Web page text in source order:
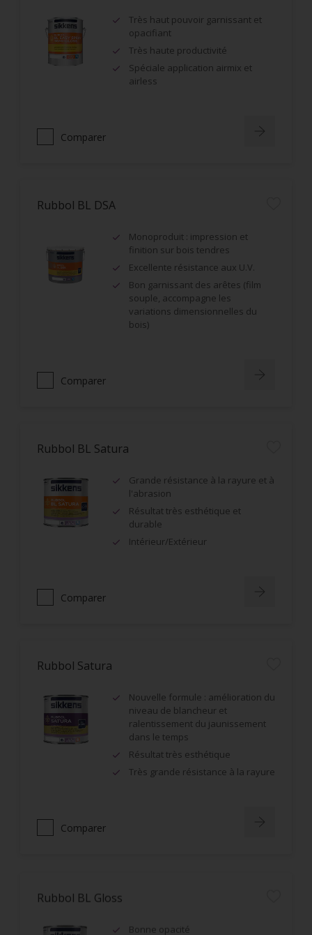
Très haut pouvoir garnissant et
opacifiant
Très haute productivité
Spéciale application airmix et
airless
Comparer
Rubbol BL DSA
Monoproduit : impression et
finition sur bois tendres
Excellente résistance aux U.V.
Bon garnissant des arêtes (film
souple, accompagne les
variations dimensionnelles du
bois)
Comparer
Rubbol BL Satura
Grande résistance à la rayure et à
l'abrasion
Résultat très esthétique et
durable
Intérieur/Extérieur
Comparer
Rubbol Satura
Nouvelle formule : amélioration du
niveau de blancheur et
ralentissement du jaunissement
dans le temps
Résultat très esthétique
Très grande résistance à la rayure
Comparer
Rubbol BL Gloss
Bonne opacité